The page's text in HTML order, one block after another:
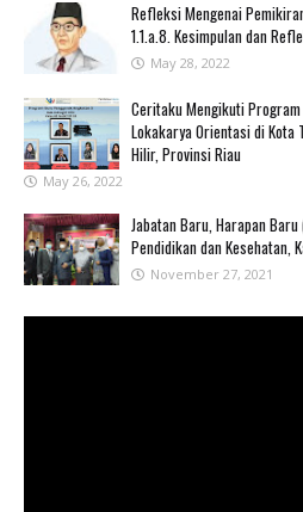
Refleksi Mengenai
1.1.a.8. Kesimpulan dan
May 28, 2022
Ceritaku Mengikuti
Lokakarya Orientasi di Kota
Hilir, Provinsi Riau
May 26, 2022
Jabatan Baru, Harapan
Pendidikan dan Kesehatan,
November 27, 2021